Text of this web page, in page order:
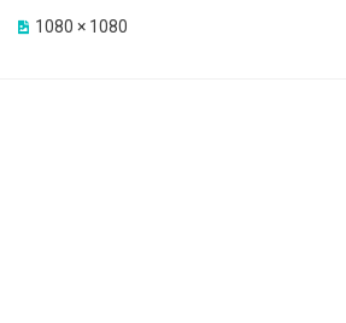
1080 × 1080